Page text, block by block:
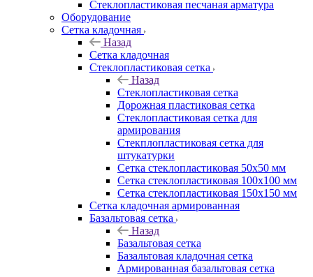
Стеклопластиковая песчаная арматура
Оборудование
Сетка кладочная
Назад
Сетка кладочная
Стеклопластиковая сетка
Назад
Стеклопластиковая сетка
Дорожная пластиковая сетка
Стеклопластиковая сетка для
армирования
Стекплопластиковая сетка для
штукатурки
Сетка стеклопластиковая 50x50 мм
Сетка стеклопластиковая 100x100 мм
Сетка стеклопластиковая 150x150 мм
Сетка кладочная армированная
Базальтовая сетка
Назад
Базальтовая сетка
Базальтовая кладочная сетка
Армированная базальтовая сетка